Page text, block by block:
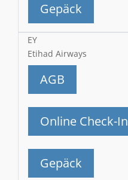
Gepäck
EY
Etihad Airways
AGB
Online Check-In
Gepäck